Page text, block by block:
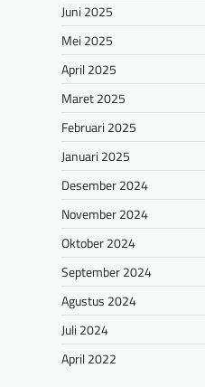
Juni 2025
Mei 2025
April 2025
Maret 2025
Februari 2025
Januari 2025
Desember 2024
November 2024
Oktober 2024
September 2024
Agustus 2024
Juli 2024
April 2022